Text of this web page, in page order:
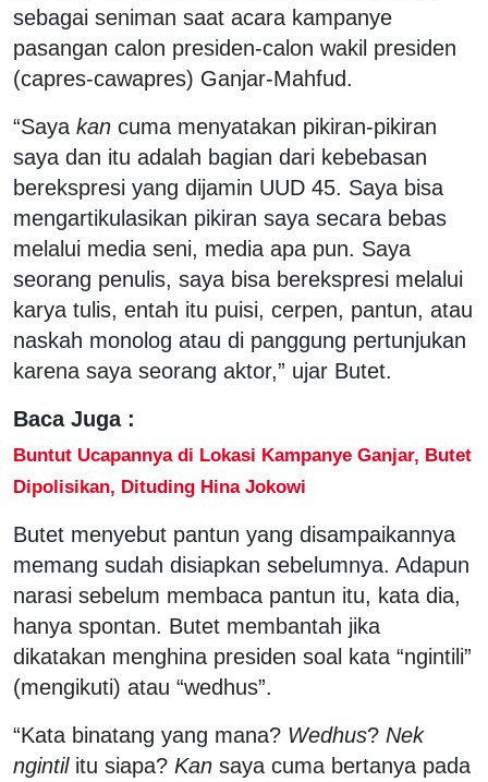
sebagai seniman saat acara kampanye
pasangan calon presiden-calon wakil presiden
(capres-cawapres) Ganjar-Mahfud.
“Saya kan cuma menyatakan pikiran-pikiran
saya dan itu adalah bagian dari kebebasan
berekspresi yang dijamin UUD 45. Saya bisa
mengartikulasikan pikiran saya secara bebas
melalui media seni, media apa pun. Saya
seorang penulis, saya bisa berekspresi melalui
karya tulis, entah itu puisi, cerpen, pantun, atau
naskah monolog atau di panggung pertunjukan
karena saya seorang aktor,” ujar Butet.
Baca Juga :
Buntut Ucapannya di Lokasi Kampanye Ganjar, Butet
Dipolisikan, Dituding Hina Jokowi
Butet menyebut pantun yang disampaikannya
memang sudah disiapkan sebelumnya. Adapun
narasi sebelum membaca pantun itu, kata dia,
hanya spontan. Butet membantah jika
dikatakan menghina presiden soal kata “ngintili”
(mengikuti) atau “wedhus”.
“Kata binatang yang mana? Wedhus? Nek
ngintilitu siapa? Kan saya cuma bertanya pada